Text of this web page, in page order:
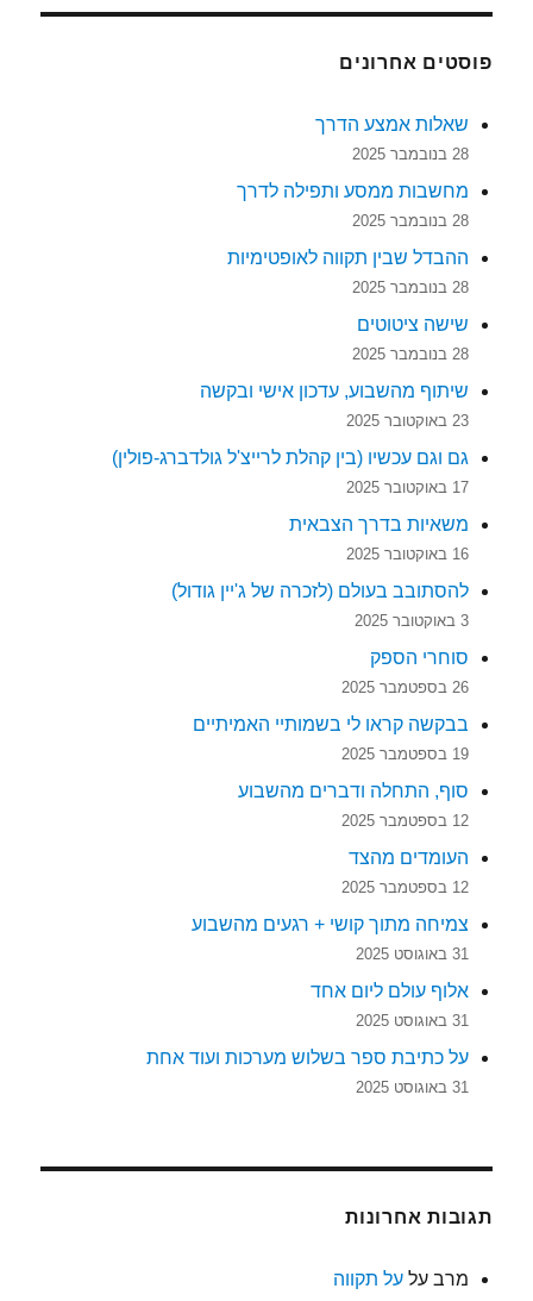
פוסטים אחרונים
שאלות אמצע הדרך
28 בנובמבר 2025
מחשבות ממסע ותפילה לדרך
28 בנובמבר 2025
ההבדל שבין תקווה לאופטימיות
28 בנובמבר 2025
שישה ציטוטים
28 בנובמבר 2025
שיתוף מהשבוע, עדכון אישי ובקשה
23 באוקטובר 2025
גם וגם עכשיו (בין קהלת לרייצ'ל גולדברג-פולין)
17 באוקטובר 2025
משאיות בדרך הצבאית
16 באוקטובר 2025
להסתובב בעולם (לזכרה של ג'יין גודול)
3 באוקטובר 2025
סוחרי הספק
26 בספטמבר 2025
בבקשה קראו לי בשמותיי האמיתיים
19 בספטמבר 2025
סוף, התחלה ודברים מהשבוע
12 בספטמבר 2025
העומדים מהצד
12 בספטמבר 2025
צמיחה מתוך קושי + רגעים מהשבוע
31 באוגוסט 2025
אלוף עולם ליום אחד
31 באוגוסט 2025
על כתיבת ספר בשלוש מערכות ועוד אחת
31 באוגוסט 2025
תגובות אחרונות
מרב עלעל תקווה